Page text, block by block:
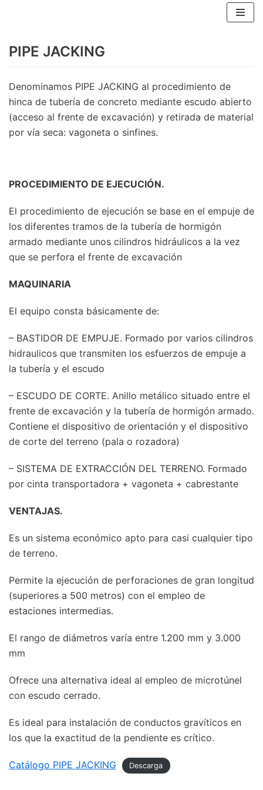
al
PIPE JACKING
Denominamos PIPE JACKING al procedimiento de
hinca de tubería de concreto mediante escudo abierto
(acceso al frente de excavación) y retirada de material
por vía seca: vagoneta o sinfines.
PROCEDIMIENTO DE EJECUCIÓN.
El procedimiento de ejecución se base en el empuje de
los diferentes tramos de la tubería de hormigón
armado mediante unos cilindros hidráulicos a la vez
que se perfora el frente de excavación
MAQUINARIA
El equipo consta básicamente de:
– BASTIDOR DE EMPUJE. Formado por varios cilindros
hidraulicos que transmiten los esfuerzos de empuje a
la tubería y el escudo
– ESCUDO DE CORTE. Anillo metálico situado entre el
frente de excavación y la tubería de hormigón armado.
Contiene el dispositivo de orientación y el dispositivo
de corte del terreno (pala o rozadora)
– SISTEMA DE EXTRACCIÓN DEL TERRENO. Formado
por cinta transportadora + vagoneta + cabrestante
VENTAJAS.
Es un sistema económico apto para casi cualquier tipo
de terreno.
Permite la ejecución de perforaciones de gran longitud
(superiores a 500 metros) con el empleo de
estaciones intermedias.
El rango de diámetros varía entre 1.200 mm y 3.000
mm
Ofrece una alternativa ideal al empleo de microtúnel
con escudo cerrado.
Es ideal para instalación de conductos gravíticos en
los que la exactitud de la pendiente es crítico.
Catálogo PIPE JACKING Descarga